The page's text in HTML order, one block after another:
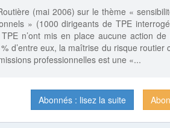
(mai 2006) sur le thème «
» (1000 dirigeants de TPE
n’ont mis en place aucune action de
d’entre eux, la maîtrise du risque routier
professionnelles est une «...
Abonnés : lisez la suite